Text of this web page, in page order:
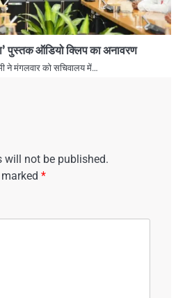
पुस्तक ऑडियो क्लिप का अनावरण
ने मंगलवार को सचिवालय में…
will not be published.
*